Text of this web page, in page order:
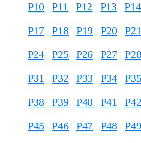
P10
P11 P12 P13 P14
P17
P18 P19 P20 P21
P24
P25 P26 P27 P28
P31
P32 P33 P34 P35
P38
P39 P40 P41 P42
P45
P46 P47 P48 P49